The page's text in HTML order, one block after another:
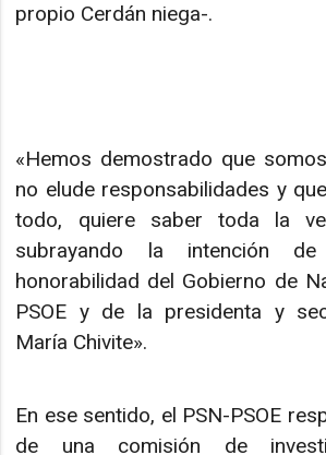
propio Cerdán niega-.
«Hemos demostrado que
no elude responsabilidades y
todo, quiere saber toda la
subrayando la intención
honorabilidad del Gobierno de
PSOE y de la presidenta y
María Chivite».
En ese sentido, el PSN-PSOE
de una comisión de